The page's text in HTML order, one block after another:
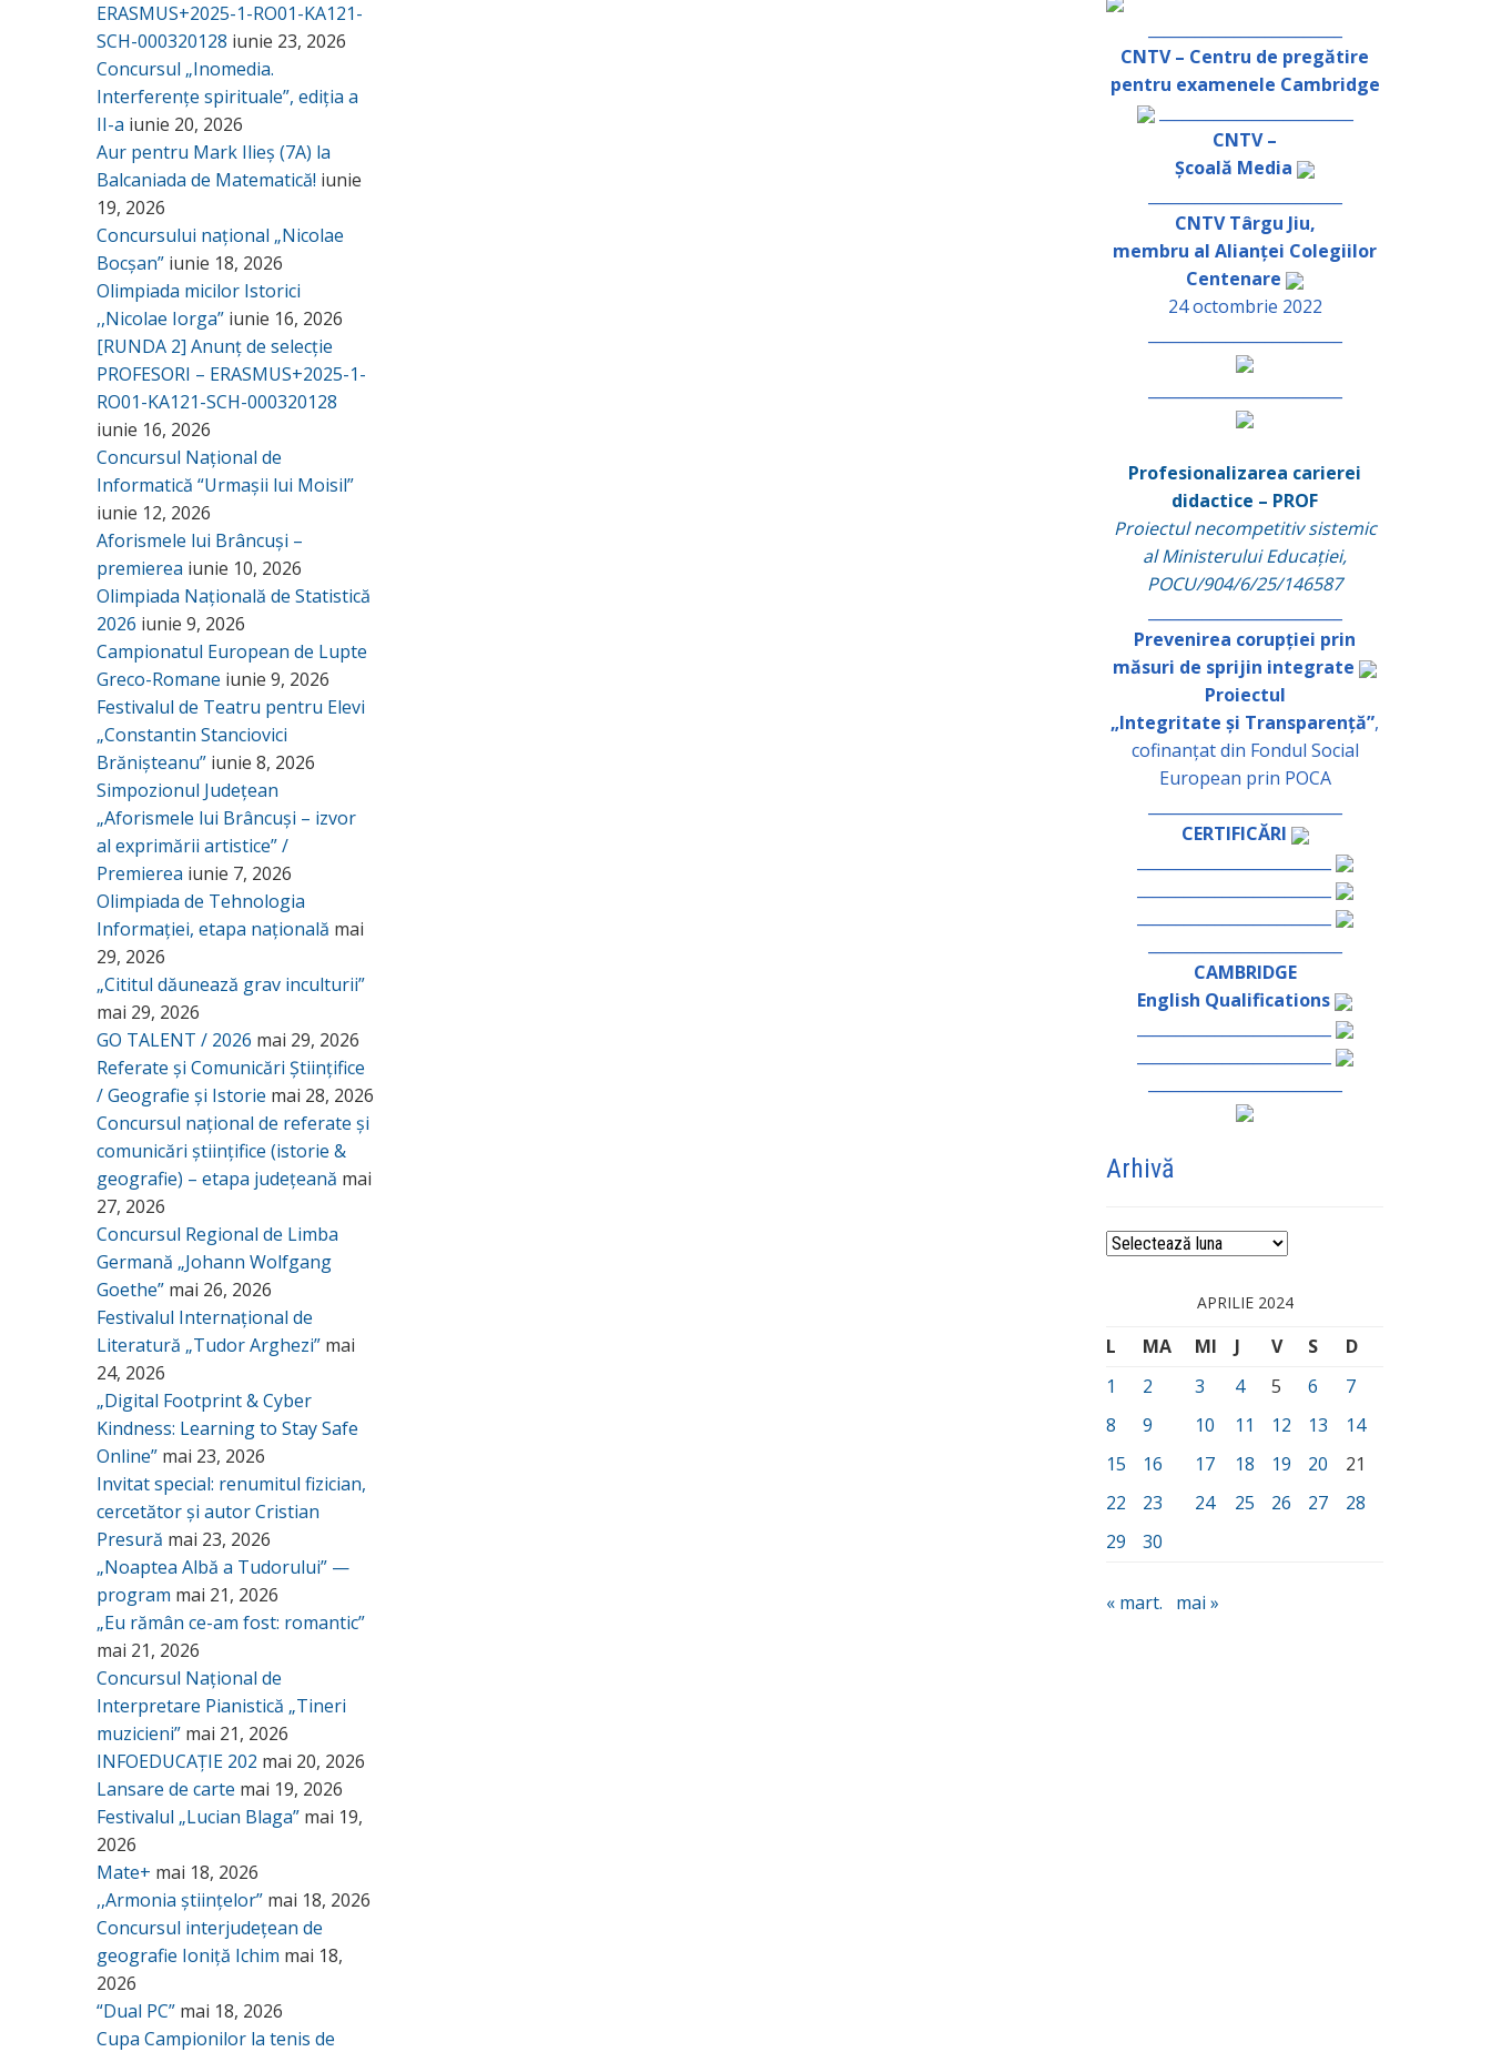
ERASMUS+2025-1-RO01-KA121-
SCH-000320128 iunie 23, 2026
Concursul „Inomedia.
Interferențe spirituale”, ediția a
II-a iunie 20, 2026
Aur pentru Mark Ilieș (7A) la
Balcaniada de Matematică! iunie
19, 2026
Concursului național „Nicolae
Bocșan” iunie 18, 2026
Olimpiada micilor Istorici
,,Nicolae Iorga” iunie 16, 2026
[RUNDA 2] Anunț de selecție
PROFESORI – ERASMUS+2025-1-
RO01-KA121-SCH-000320128
iunie 16, 2026
Concursul Național de
Informatică “Urmașii lui Moisil”
iunie 12, 2026
Aforismele lui Brâncuși –
premierea iunie 10, 2026
Olimpiada Națională de Statistică
2026 iunie 9, 2026
Campionatul European de Lupte
Greco-Romane iunie 9, 2026
Festivalul de Teatru pentru Elevi
„Constantin Stanciovici
Brănișteanu” iunie 8, 2026
Simpozionul Județean
„Aforismele lui Brâncuși – izvor
al exprimării artistice” /
Premierea iunie 7, 2026
Olimpiada de Tehnologia
Informației, etapa națională mai
29, 2026
„Cititul dăunează grav inculturii”
mai 29, 2026
GO TALENT / 2026 mai 29, 2026
Referate și Comunicări Științifice
/ Geografie și Istorie mai 28, 2026
Concursul național de referate și
comunicări științifice (istorie &
geografie) – etapa județeană mai
27, 2026
Concursul Regional de Limba
Germană „Johann Wolfgang
Goethe” mai 26, 2026
Festivalul Internațional de
Literatură „Tudor Arghezi” mai
24, 2026
„Digital Footprint & Cyber
Kindness: Learning to Stay Safe
Online” mai 23, 2026
Invitat special: renumitul fizician,
cercetător și autor Cristian
Presură mai 23, 2026
„Noaptea Albă a Tudorului” —
program mai 21, 2026
„Eu rămân ce-am fost: romantic”
mai 21, 2026
Concursul Național de
Interpretare Pianistică „Tineri
muzicieni” mai 21, 2026
INFOEDUCAȚIE 202 mai 20, 2026
Lansare de carte mai 19, 2026
Festivalul „Lucian Blaga” mai 19,
2026
Mate+ mai 18, 2026
,,Armonia științelor” mai 18, 2026
Concursul interjudețean de
geografie Ioniță Ichim mai 18,
2026
“Dual PC” mai 18, 2026
Cupa Campionilor la tenis de
CNTV – Centru de pregătire
pentru examenele Cambridge
_________________________
CNTV –
Școală Media
CNTV Târgu Jiu,
membru al Alianței Colegiilor
Centenare
24 octombrie 2022
Profesionalizarea carierei
didactice – PROF
Proiectul necompetitiv sistemic
al Ministerului Educației,
POCU/904/6/25/146587
Prevenirea corupției prin
măsuri de sprijin integrate
Proiectul
„Integritate și Transparență”,
cofinanțat din Fondul Social
European prin POCA
CERTIFICĂRI
CAMBRIDGE
English Qualifications
Arhivă
Arhivă
APRILIE 2024
L MA MI J V S
D
1
2 3 4 5 6
7
8
9 10 11 12 13
14
15
16 17 18 19 20
21
22
23 24 25 26 27
28
29
30
« mart. mai »